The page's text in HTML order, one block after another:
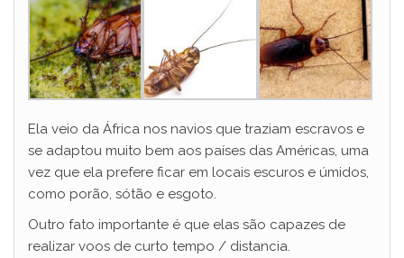
Ela veio da África nos navios que traziam escravos e
se adaptou muito bem aos países das Américas, uma
vez que ela prefere ficar em locais escuros e úmidos,
como porão, sótão e esgoto.
Outro fato importante é que elas são capazes de
realizar voos de curto tempo / distancia.